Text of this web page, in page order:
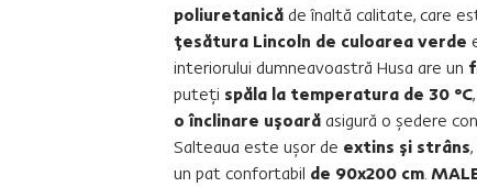
poliuretanică de înaltă calitate, care
ţesătura Lincoln de culoarea verde
interiorului dumneavoastră Husa are un
puteţi spăla la temperatura de 30 °C
o înclinare uşoară asigură o şedere
Salteaua este uşor de extins şi strâns
un pat confortabil de 90x200 cm.